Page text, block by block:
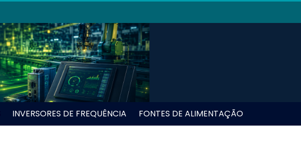
INVERSORES DE FREQUÊNCIA FONTES DE ALIMENTAÇÃO